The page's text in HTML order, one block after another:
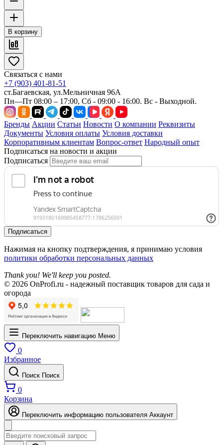
В корзину
Связаться с нами
+7 (903) 401-81-51
ст.Багаевская, ул.Мельничная 96А
Пн—Пт 08:00 – 17:00, Сб - 09:00 - 16:00. Вс - Выходной.
Бренды Акции Статьи Новости О компании Реквизиты
Документы Условия оплаты Условия доставки
Корпоративным клиентам Вопрос-ответ Народный опыт
Подписаться на новости и акции
Подписаться
Подписаться
Нажимая на кнопку подтверждения, я принимаю условия
политики обработки персональных данных
Thank you! We'll keep you posted.
© 2026 OnProfi.ru - надежный поставщик товаров для сада и
огорода
Переключить навигацию Меню
0
Избранное
Поиск Поиск
0
Корзина
Переключить информацию пользователя Аккаунт